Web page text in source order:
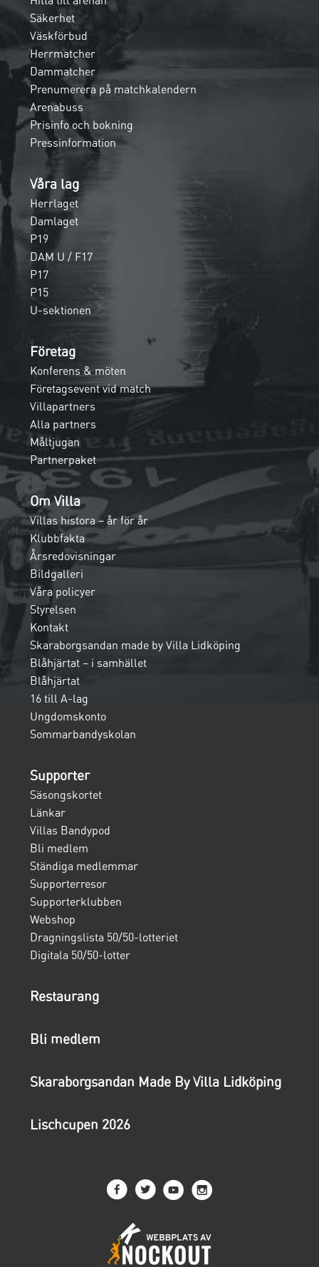
Säkerhet
Väskförbud
Herrmatcher
Dammatcher
Prenumerera på matchkalendern
Arenabuss
Prisinfo och bokning
Pressinformation
Våra lag
Herrlaget
Damlaget
P19
DAM U / F17
P17
P15
U-sektionen
Företag
Konferens & möten
Företagsevent vid match
Villapartners
Alla partners
Måltjugan
Partnerpaket
Om Villa
Villas histora – år för år
Klubbfakta
Årsredovisningar
Bildgalleri
Våra policyer
Styrelsen
Kontakt
Skaraborgsandan made by Villa Lidköping
Blåhjärtat – i samhället
Blåhjärtat
16 till A-lag
Ungdomskonto
Sommarbandyskolan
Supporter
Säsongskortet
Länkar
Villas Bandypod
Bli medlem
Ständiga medlemmar
Supporterresor
Supporterklubben
Webshop
Dragningslista 50/50-lotteriet
Digitala 50/50-lotter
Restaurang
Bli medlem
Skaraborgsandan Made By Villa Lidköping
Lischcupen 2026